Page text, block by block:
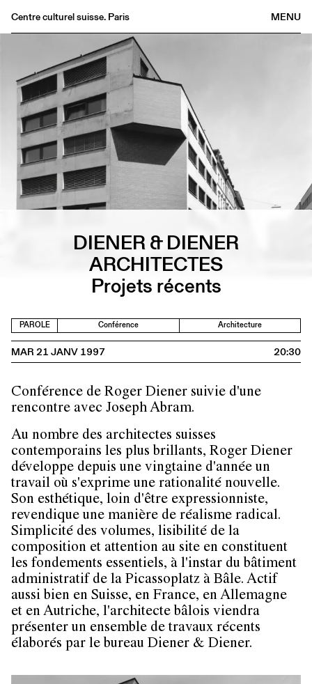
MENU
Centre culturel suisse. Paris
Librairie
Buvette
Archives
Médiathèque
Éditions
Informations
FR/EN
DIENER & DIENER
ARCHITECTES
Projets récents
PAROLE Conférence Architecture
MAR 21 JANV 1997 20:30
Conférence de Roger Diener suivie d'une
rencontre avec Joseph Abram.
Au nombre des architectes suisses
contemporains les plus brillants, Roger Diener
développe depuis une vingtaine d'année un
travail où s'exprime une rationalité nouvelle.
Son esthétique, loin d'être expressionniste,
revendique une manière de réalisme radical.
Simplicité des volumes, lisibilité de la
composition et attention au site en constituent
les fondements essentiels, à l'instar du bâtiment
administratif de la Picassoplatz à Bâle. Actif
aussi bien en Suisse, en France, en Allemagne
et en Autriche, l'architecte bâlois viendra
présenter un ensemble de travaux récents
élaborés par le bureau Diener & Diener.